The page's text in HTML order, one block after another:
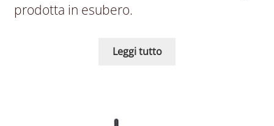
prodotta in esubero.
Leggi tutto